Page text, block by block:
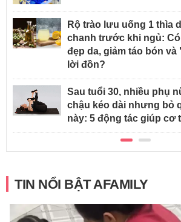
Rộ trào lưu uống 1 thìa
chanh trước khi ngủ:
đẹp da, giảm táo bón
lời đồn?
Sau tuổi 30, nhiều phụ
chậu kéo dài nhưng bỏ
này: 5 động tác giúp cơ
TIN NỔI BẬT AFAMILY